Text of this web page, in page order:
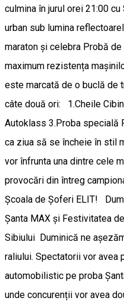
culmina în jurul orei 21:00
urban sub lumina
maraton și celebra Probă
maximum rezistența
este marcată de o buclă de
câte două ori: 1.​Cheile
Autoklass 3.Proba specială
ca ziua să se încheie în stil
vor înfrunta una dintre cele
provocări din întreg
Școala de Șoferi ELIT!
Șanta MAX și Festivitatea
Sibiului ​Duminică ne
raliului. Spectatorii vor avea
automobilistic pe proba
unde concurenții vor avea